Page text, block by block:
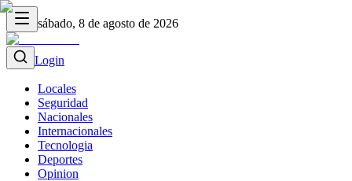
sábado, 8 de agosto de 2026
Login
Locales
Seguridad
Nacionales
Internacionales
Tecnologia
Deportes
Opinion